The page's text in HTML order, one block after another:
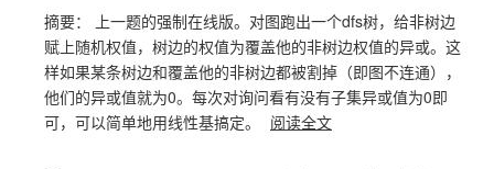
摘要： 上一题的强制在线版。对图跑出一个dfs树，给非树边
赋上随机权值，树边的权值为覆盖他的非树边权值的异或。这
样如果某条树边和覆盖他的非树边都被割掉（即图不连通），
他们的异或值就为0。每次对询问看有没有子集异或值为0即
可，可以简单地用线性基搞定。
阅读全文